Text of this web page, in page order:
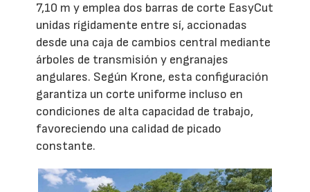
7,10 m y emplea dos barras de corte EasyCut
unidas rígidamente entre sí, accionadas
desde una caja de cambios central mediante
árboles de transmisión y engranajes
angulares. Según Krone, esta configuración
garantiza un corte uniforme incluso en
condiciones de alta capacidad de trabajo,
favoreciendo una calidad de picado
constante.